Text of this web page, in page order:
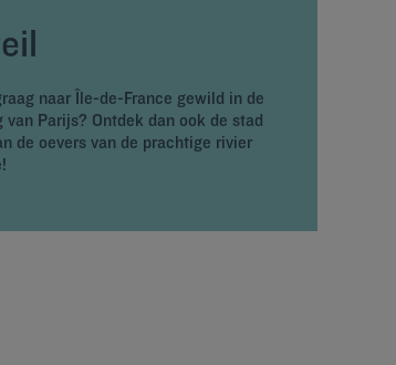
naar Île-de-France gewild in de
van Parijs? Ontdek dan ook de stad
de oevers van de prachtige rivier